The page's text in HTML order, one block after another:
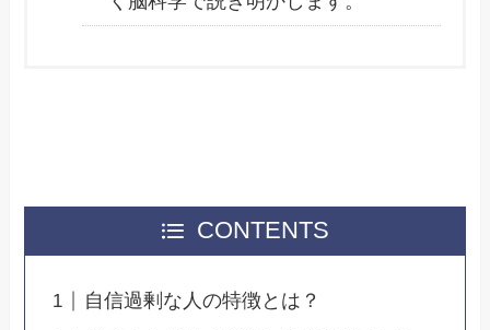
CONTENTS
自信過剰な人の特徴とは？